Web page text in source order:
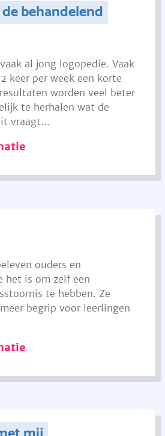
behandelend
al jong logopedie. Vaak
keer per week een korte
worden veel beter
te herhalen wat de
vraagt...
ouders en
het is om zelf een
te hebben. Ze
begrip voor leerlingen